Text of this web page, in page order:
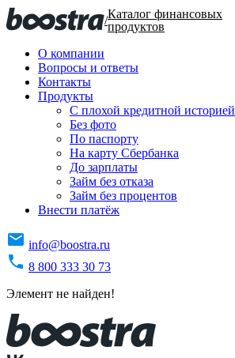
/Каталог финансовых
продуктов
О компании
Вопросы и ответы
Контакты
Продукты
C плохой кредитной историей
Без фото
По паспорту
На карту Сбербанка
До зарплаты
Займ без отказа
Займ без процентов
Внести платёж
info@boostra.ru
8 800 333 30 73
Элемент не найден!